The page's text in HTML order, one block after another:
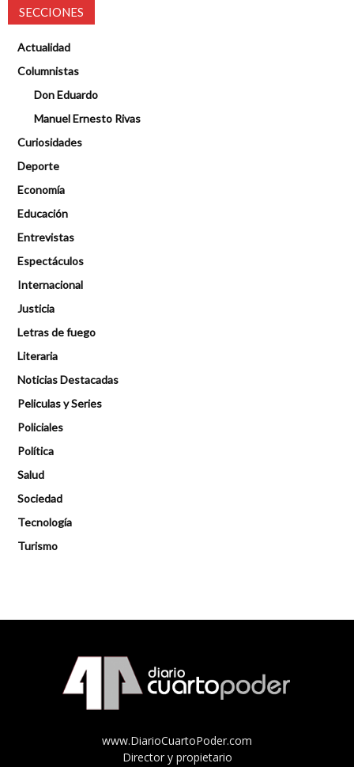
SECCIONES
Actualidad
Columnistas
Don Eduardo
Manuel Ernesto Rivas
Curiosidades
Deporte
Economía
Educación
Entrevistas
Espectáculos
Internacional
Justicia
Letras de fuego
Literaria
Noticias Destacadas
Peliculas y Series
Policiales
Política
Salud
Sociedad
Tecnología
Turismo
www.DiarioCuartoPoder.com
Director y propietario